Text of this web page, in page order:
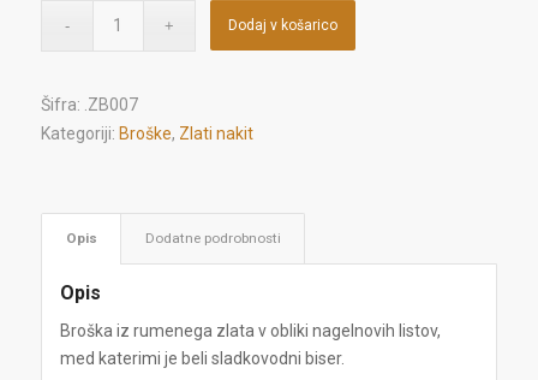
Dodaj v košarico
Šifra: .ZB007
Kategoriji: Broške, Zlati nakit
Opis Dodatne podrobnosti
Opis
Broška iz rumenega zlata v obliki nagelnovih listov,
med katerimi je beli sladkovodni biser.